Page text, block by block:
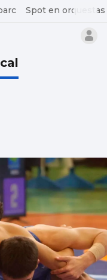
Spot en orquestas